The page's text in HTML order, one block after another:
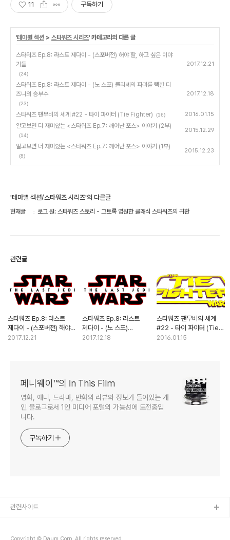
11 구독하기
'테마별 섹션 > 스타워즈 시리즈' 카테고리의 다른 글
스타워즈 Ep.8: 라스트 제다이 - (스포버전) 해야 할, 하고 싶은 이야
기들
(24)
2017.12.21
스타워즈 Ep.8: 라스트 제다이 - (노 스포) 클리셰의 파괴를 택한 디
즈니의 승부수
(23)
2017.12.18
스타워즈 팬무비의 세계 #22 - 타이 파이터 (Tie Fighter) (16) 2016.01.15
알고보면 더 재미있는 <스타워즈 Ep.7: 깨어난 포스> 이야기 (2부)
(14)
2015.12.29
알고보면 더 재미있는 <스타워즈 Ep.7: 깨어난 포스> 이야기 (1부)
(8)
2015.12.23
'테마별 섹션/스타워즈 시리즈'의 다른글
현재글 로그 원: 스타워즈 스토리 - 그토록 염원한 클래식 스타워즈의 귀환
관련글
스타워즈 Ep.8: 라스트
제다이 - (스포버전) 해야
할, 하고 싶은 이야기들
2017.12.21
스타워즈 Ep.8: 라스트
제다이 - (노 스포)
클리셰의 파괴를 택한
2017.12.18
스타워즈 팬무비의 세계
#22 - 타이 파이터 (Tie
Fighter)
2016.01.15
페니웨이™의 In This Film
영화, 애니, 드라마, 만화의 리뷰와 정보가 들어있는 개
인 블로그로서 1인 미디어 포털의 가능성에 도전중입
니다.
구독하기
관련사이트